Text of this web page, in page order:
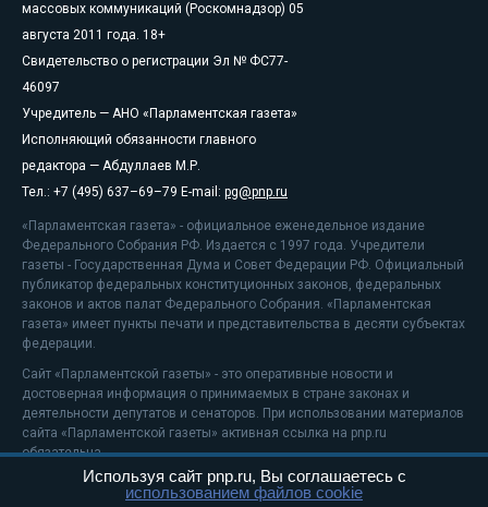
массовых коммуникаций (Роскомнадзор) 05
августа 2011 года. 18+
Свидетельство о регистрации Эл № ФС77-
46097
Учредитель — АНО «Парламентская газета»
Исполняющий обязанности главного
редактора — Абдуллаев М.Р.
Тел.: +7 (495) 637–69–79 E-mail: pg@pnp.ru
«Парламентская газета» - официальное еженедельное издание
Федерального Собрания РФ. Издается с 1997 года. Учредители
газеты - Государственная Дума и Совет Федерации РФ. Официальный
публикатор федеральных конституционных законов, федеральных
законов и актов палат Федерального Собрания. «Парламентская
газета» имеет пункты печати и представительства в десяти субъектах
федерации.
Сайт «Парламентской газеты» - это оперативные новости и
достоверная информация о принимаемых в стране законах и
деятельности депутатов и сенаторов. При использовании материалов
сайта «Парламентской газеты» активная ссылка на pnp.ru
обязательна.
На информационном ресурсе применяютсярекомендательные
Используя сайт pnp.ru, Вы соглашаетесь с
использованием файлов cookie